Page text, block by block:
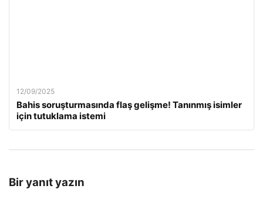
12/09/2025
Bahis soruşturmasında flaş gelişme! Tanınmış isimler
için tutuklama istemi
Bir yanıt yazın